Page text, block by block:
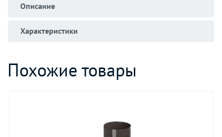
Описание
Характеристики
Похожие товары